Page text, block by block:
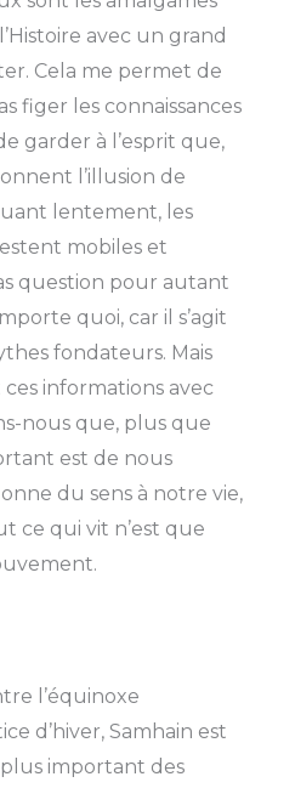
avec un grand
Cela me permet de
figer les connaissances
garder à l’esprit que,
l’illusion de
lentement, les
mobiles et
question pour autant
quoi, car il s’agit
fondateurs. Mais
informations avec
nous que, plus que
est de nous
du sens à notre vie,
ce qui vit n’est que
l’équinoxe
d’hiver, Samhain est
important des